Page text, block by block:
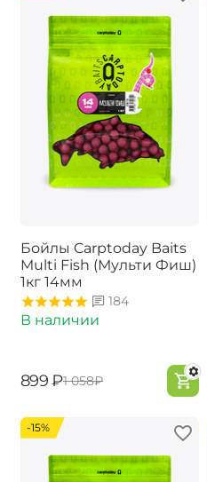
Бойлы Carptoday Baits
Multi Fish (Мульти Фиш)
1кг 14мм
184
В наличии
‍899‍ ₽‍1 058‍₽
-15%